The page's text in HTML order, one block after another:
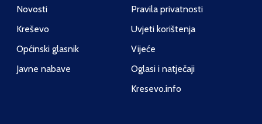
Novosti
Kreševo
Općinski glasnik
Javne nabave
Pravila privatnosti
Uvjeti korištenja
Vijeće
Oglasi i natječaji
Kresevo.info